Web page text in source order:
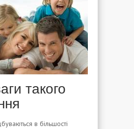
такого
в більшості